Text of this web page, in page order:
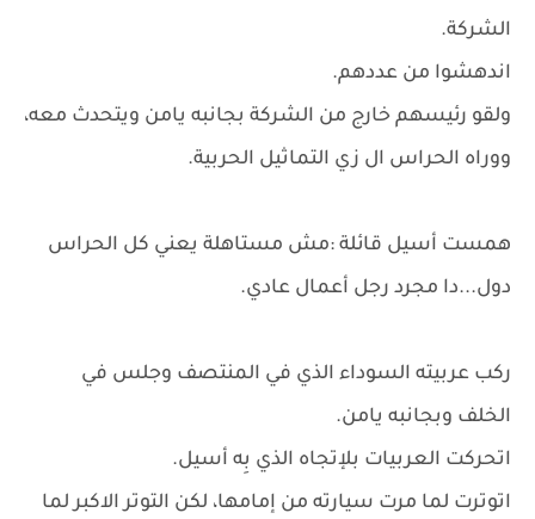
الشركة.
اندهشوا من عددهم.
ولقو رئيسهم خارج من الشركة بجانبه يامن ويتحدث معه،
ووراه الحراس ال زي التماثيل الحربية.
همست أسيل قائلة :مش مستاهلة يعني كل الحراس
دول...دا مجرد رجل أعمال عادي.
ركب عربيته السوداء الذي في المنتصف وجلس في
الخلف وبجانبه يامن.
اتحركت العربيات بلإتجاه الذي بِه أسيل.
اتوترت لما مرت سيارته من إمامها، لكن التوتر الاكبر لما